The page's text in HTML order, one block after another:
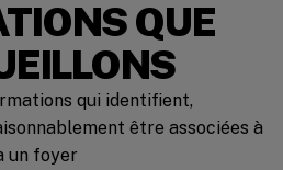
QUE
qui identifient,
être associées à
un foyer